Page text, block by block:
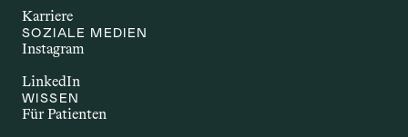
Arthritis oder Morbus Crohn. Sie gehen
häufig mit Entzündungen und einer
wird untersucht, ob bestimmte
Karriere
SOZIALE MEDIEN
Instagram
LinkedIn
WISSEN
Für Patienten